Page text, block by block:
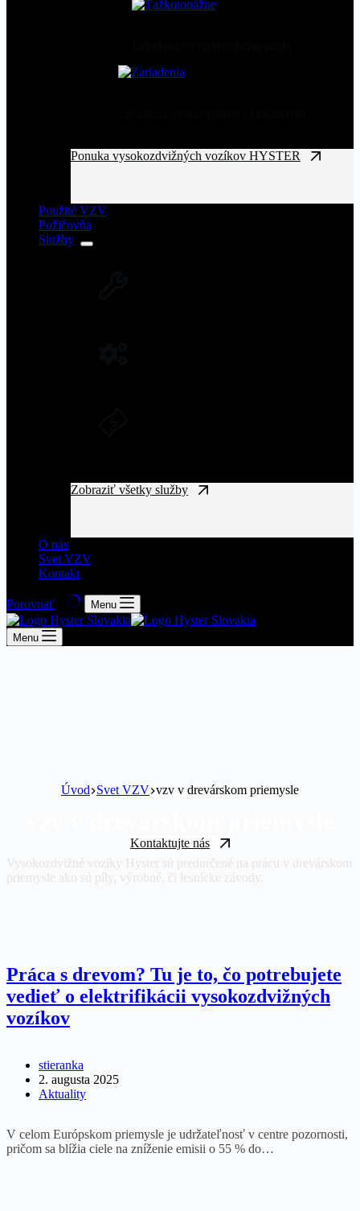
Ponuka vysokozdvižných vozíkov HYSTER
Použité VZV
Požičovňa
Služby
Zobraziť všetky služby
O nás
Svet VZV
Kontakt
Porovnať Menu
Menu
Úvod Svet VZV vzv v drevárskom priemysle
Kontaktujte nás
Vysokozdvižné vozíky Hyster sú predurčené na prácu v drevárskom
priemysle ako sú píly, výrobné, či lesnícke závody.
Práca s drevom? Tu je to, čo potrebujete
vedieť o elektrifikácii vysokozdvižných
vozíkov
stieranka
2. augusta 2025
Aktuality
V celom Európskom priemysle je udržateľnosť v centre pozornosti,
pričom sa blížia ciele na zníženie emisii o 55 % do…